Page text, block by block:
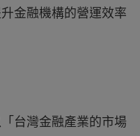
金融機構的營運效率
台灣金融產業的市場